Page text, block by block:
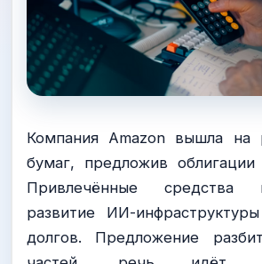
Компания Amazon вышла на
бумаг, предложив
Привлечённые средства
развитие ИИ-
долгов. Предложение